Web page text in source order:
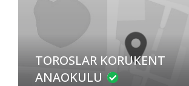
TOROSLAR KORUKENT
ANAOKULU